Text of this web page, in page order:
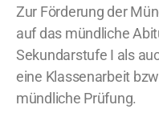
Zur Förderung der
auf das mündliche
Sekundarstufe I als
eine Klassenarbeit
mündliche Prüfung.